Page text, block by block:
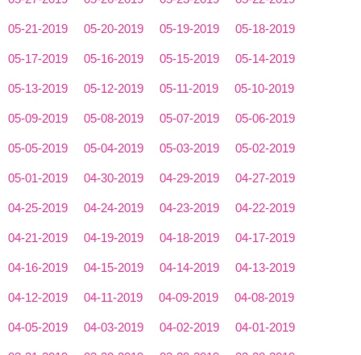
05-21-2019 05-20-2019 05-19-2019 05-18-2019
05-17-2019 05-16-2019 05-15-2019 05-14-2019
05-13-2019 05-12-2019 05-11-2019 05-10-2019
05-09-2019 05-08-2019 05-07-2019 05-06-2019
05-05-2019 05-04-2019 05-03-2019 05-02-2019
05-01-2019 04-30-2019 04-29-2019 04-27-2019
04-25-2019 04-24-2019 04-23-2019 04-22-2019
04-21-2019 04-19-2019 04-18-2019 04-17-2019
04-16-2019 04-15-2019 04-14-2019 04-13-2019
04-12-2019 04-11-2019 04-09-2019 04-08-2019
04-05-2019 04-03-2019 04-02-2019 04-01-2019